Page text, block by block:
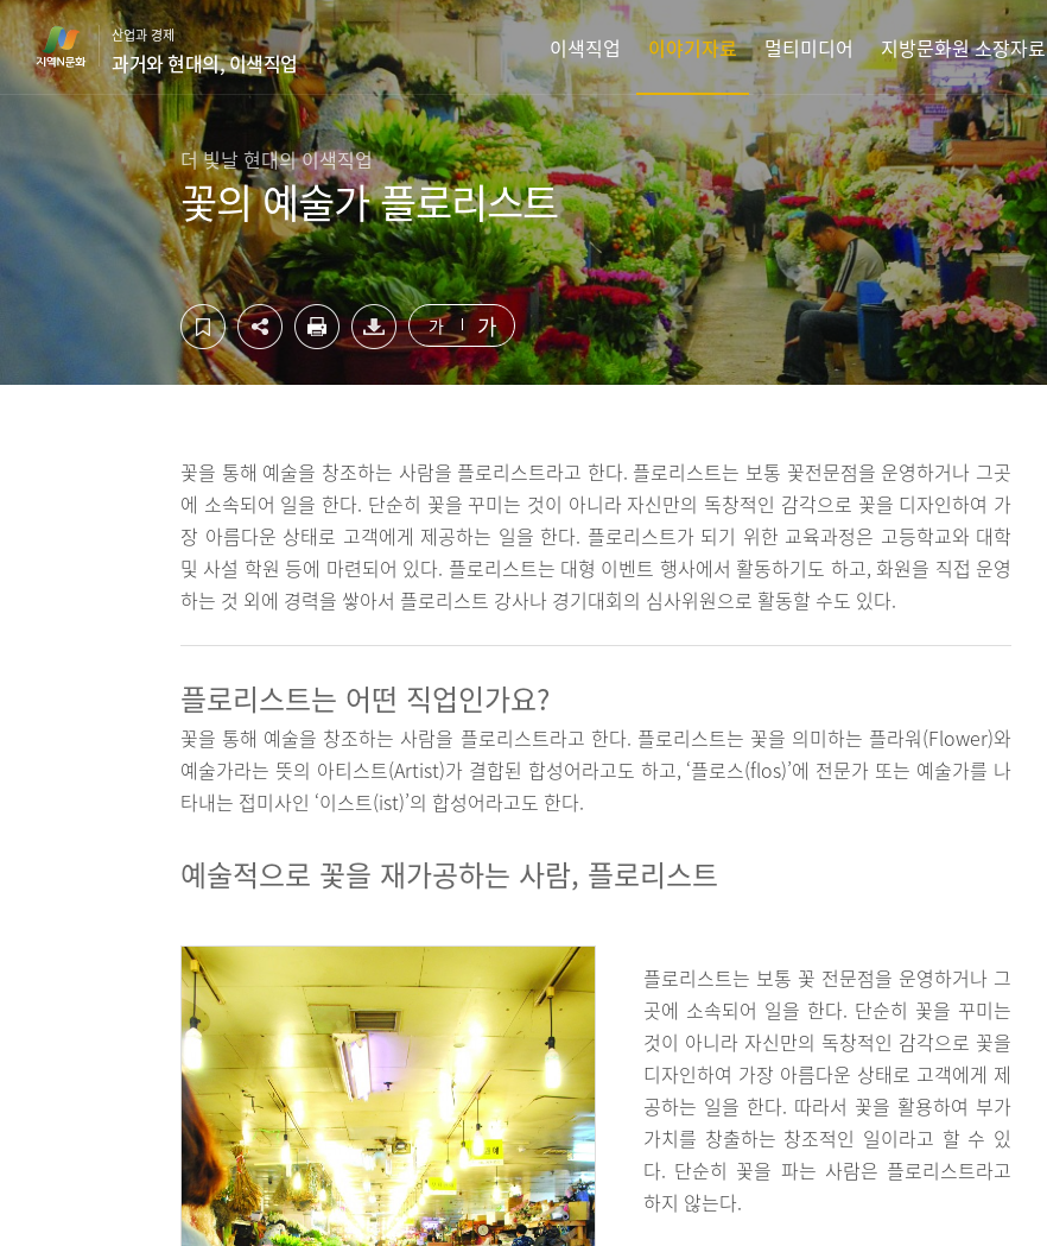
컨
텐
영
하
단
역
산업과 경제
과거와 현대의, 이색직업
이색직업 이야기자료 멀티미디어 지방문화원 소장자료
더 빛날 현대의 이색직업
꽃의 예술가 플로리스트
가 가
꽃을 통해 예술을 창조하는 사람을 플로리스트라고 한다. 플로리스트는 보통 꽃전문점을 운영하거나 그곳
에 소속되어 일을 한다. 단순히 꽃을 꾸미는 것이 아니라 자신만의 독창적인 감각으로 꽃을 디자인하여 가
장 아름다운 상태로 고객에게 제공하는 일을 한다. 플로리스트가 되기 위한 교육과정은 고등학교와 대학
및 사설 학원 등에 마련되어 있다. 플로리스트는 대형 이벤트 행사에서 활동하기도 하고, 화원을 직접 운영
하는 것 외에 경력을 쌓아서 플로리스트 강사나 경기대회의 심사위원으로 활동할 수도 있다.
플로리스트는 어떤 직업인가요?
꽃을 통해 예술을 창조하는 사람을 플로리스트라고 한다. 플로리스트는 꽃을 의미하는 플라워(Flower)와
예술가라는 뜻의 아티스트(Artist)가 결합된 합성어라고도 하고, ‘플로스(flos)’에 전문가 또는 예술가를 나
타내는 접미사인 ‘이스트(ist)’의 합성어라고도 한다.
예술적으로 꽃을 재가공하는 사람, 플로리스트
플로리스트는 보통 꽃 전문점을 운영하거나 그
곳에 소속되어 일을 한다. 단순히 꽃을 꾸미는
것이 아니라 자신만의 독창적인 감각으로 꽃을
디자인하여 가장 아름다운 상태로 고객에게 제
공하는 일을 한다. 따라서 꽃을 활용하여 부가
가치를 창출하는 창조적인 일이라고 할 수 있
다. 단순히 꽃을 파는 사람은 플로리스트라고
하지 않는다.